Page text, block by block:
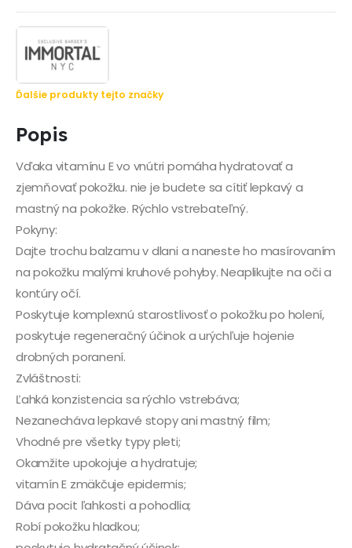
Ďalšie produkty tejto značky
Popis
Vďaka vitamínu E vo vnútri pomáha hydratovať a
zjemňovať pokožku. nie je budete sa cítiť lepkavý a
mastný na pokožke. Rýchlo vstrebateľný.
Pokyny:
Dajte trochu balzamu v dlani a naneste ho masírovaním
na pokožku malými kruhové pohyby. Neaplikujte na oči a
kontúry očí.
Poskytuje komplexnú starostlivosť o pokožku po holení,
poskytuje regeneračný účinok a urýchľuje hojenie
drobných poranení.
Zvláštnosti:
Ľahká konzistencia sa rýchlo vstrebáva;
Nezanecháva lepkavé stopy ani mastný film;
Vhodné pre všetky typy pleti;
Okamžite upokojuje a hydratuje;
vitamín E zmäkčuje epidermis;
Dáva pocit ľahkosti a pohodlia;
Robí pokožku hladkou;